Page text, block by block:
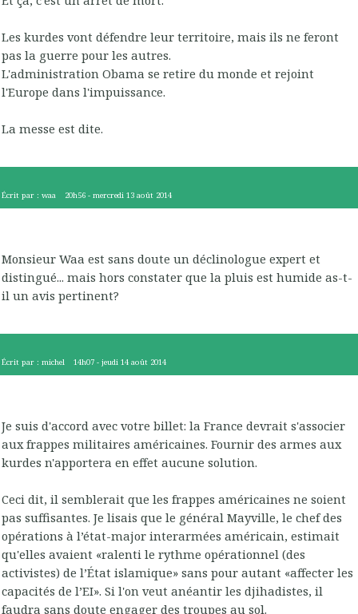
Les kurdes vont défendre leur territoire, mais ils ne feront
pas la guerre pour les autres.
L'administration Obama se retire du monde et rejoint
l'Europe dans l'impuissance.
La messe est dite.
Écrit par : waa 20h56 -mercredi 13 août 2014
Monsieur Waa est sans doute un déclinologue expert et
distingué... mais hors constater que la pluis est humide as-t-
il un avis pertinent?
Écrit par : michel 14h07 -jeudi 14 août 2014
Je suis d'accord avec votre billet: la France devrait s'associer
aux frappes militaires américaines. Fournir des armes aux
kurdes n'apportera en effet aucune solution.
Ceci dit, il semblerait que les frappes américaines ne soient
pas suffisantes. Je lisais que le général Mayville, le chef des
opérations à l’état-major interarmées américain, estimait
qu'elles avaient «ralenti le rythme opérationnel (des
activistes) de l’État islamique» sans pour autant «affecter les
capacités de l’EI». Si l'on veut anéantir les djihadistes, il
faudra sans doute engager des troupes au sol.